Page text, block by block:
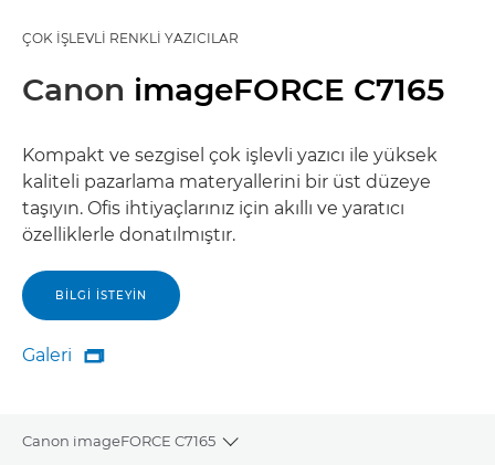
ÇOK İŞLEVLI RENKLI YAZICILAR
Canon imageFORCE C7165
Kompakt ve sezgisel çok işlevli yazıcı ile yüksek
kaliteli pazarlama materyallerini bir üst düzeye
taşıyın. Ofis ihtiyaçlarınız için akıllı ve yaratıcı
özelliklerle donatılmıştır.
BILGI ISTEYIN
Galeri
Galeri

Canon imageFORCE C7165
Toggle breadcrumbs